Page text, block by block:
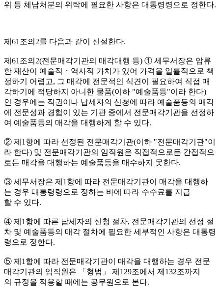
위 등 체납처분의 위탁에 필요한 사항은 대통령령으로 정한다.
제61조의2를 다음과 같이 신설한다.
제61조의2(전문매각기관의 매각대행 등) ① 세무서장은 압류
한 재산이 예술적ㆍ역사적 가치가 있어 가격을 일률적으로 책
정하기 어렵고, 그 매각에 전문적인 식견이 필요하여 직접 매
각하기에 적당하지 아니한 물품(이하 "예술품등"이라 한다)
인 경우에는 직권이나 납세자의 신청에 따라 예술품등의 매각
에 전문성과 경험이 있는 기관 중에서 전문매각기관을 선정하
여 예술품등의 매각을 대행하게 할 수 있다.
② 제1항에 따라 선정된 전문매각기관(이하 "전문매각기관"이
라 한다) 및 전문매각기관의 임직원은 직접적으로든 간접적으
로든 매각을 대행하는 예술품등을 매수하지 못한다.
③ 세무서장은 제1항에 따라 전문매각기관이 매각을 대행하
는 경우 대통령령으로 정하는 바에 따라 수수료를 지급
할 수 있다.
④ 제1항에 따른 납세자의 신청 절차, 전문매각기관의 선정 절
차 및 예술품등의 매각 절차에 필요한 세부적인 사항은 대통령
령으로 정한다.
⑤ 제1항에 따라 전문매각기관이 매각을 대행하는 경우 전문
매각기관의 임직원은 「형법」 제129조에서 제132조까지
의 규정을 적용할 때에는 공무원으로 본다.